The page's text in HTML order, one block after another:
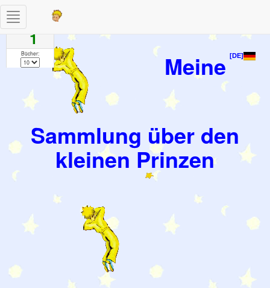
[DE]
Meine
Sammlung über den
kleinen Prinzen
Toggle
navigation
Seiten
1
Bücher: